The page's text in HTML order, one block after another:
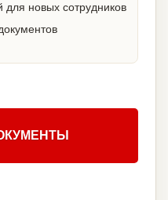
для новых сотрудников